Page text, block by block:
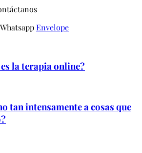
WhatsappEnvelope
la terapia online?
tan intensamente a cosas que